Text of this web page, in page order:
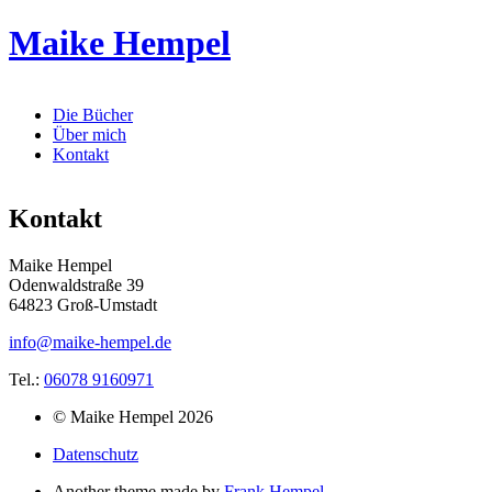
Maike Hempel
Die Bücher
Über mich
Kontakt
Kontakt
Maike Hempel
Odenwaldstraße 39
64823 Groß-Umstadt
info@maike-hempel.de
Tel.: 06078 9160971
© Maike Hempel 2026
Datenschutz